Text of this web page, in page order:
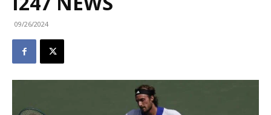
09/26/2024